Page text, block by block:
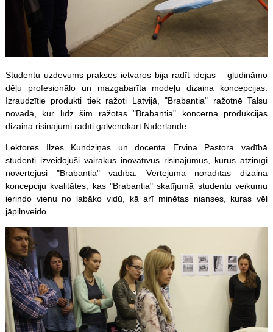
Studentu uzdevums prakses ietvaros bija radīt idejas – gludināmo
dēļu profesionālo un mazgabarīta modeļu dizaina koncepcijas.
Izraudzītie produkti tiek ražoti Latvijā, "Brabantia" ražotnē Talsu
novadā, kur līdz šim ražotās "Brabantia" koncerna produkcijas
dizaina risinājumi radīti galvenokārt Nīderlandē.
Lektores Ilzes Kundziņas un docenta Ervina Pastora vadībā
studenti izveidojuši vairākus inovatīvus risinājumus, kurus atzinīgi
novērtējusi "Brabantia" vadība. Vērtējumā norādītas dizaina
koncepciju kvalitātes, kas "Brabantia" skatījumā studentu veikumu
ierindo vienu no labāko vidū, kā arī minētas nianses, kuras vēl
jāpilnveido.